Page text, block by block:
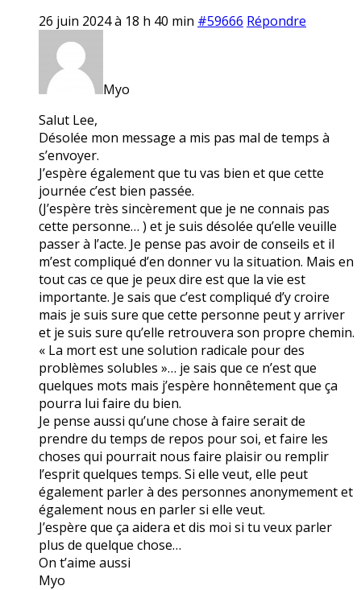
26 juin 2024 à 18 h 40 min #59666 Répondre
Myo
Salut Lee,
Désolée mon message a mis pas mal de temps à
s’envoyer.
J’espère également que tu vas bien et que cette
journée c’est bien passée.
(J’espère très sincèrement que je ne connais pas
cette personne… ) et je suis désolée qu’elle veuille
passer à l’acte. Je pense pas avoir de conseils et il
m’est compliqué d’en donner vu la situation. Mais en
tout cas ce que je peux dire est que la vie est
importante. Je sais que c’est compliqué d’y croire
mais je suis sure que cette personne peut y arriver
et je suis sure qu’elle retrouvera son propre chemin.
« La mort est une solution radicale pour des
problèmes solubles »… je sais que ce n’est que
quelques mots mais j’espère honnêtement que ça
pourra lui faire du bien.
Je pense aussi qu’une chose à faire serait de
prendre du temps de repos pour soi, et faire les
choses qui pourrait nous faire plaisir ou remplir
l’esprit quelques temps. Si elle veut, elle peut
également parler à des personnes anonymement et
également nous en parler si elle veut.
J’espère que ça aidera et dis moi si tu veux parler
plus de quelque chose…
On t’aime aussi
Myo